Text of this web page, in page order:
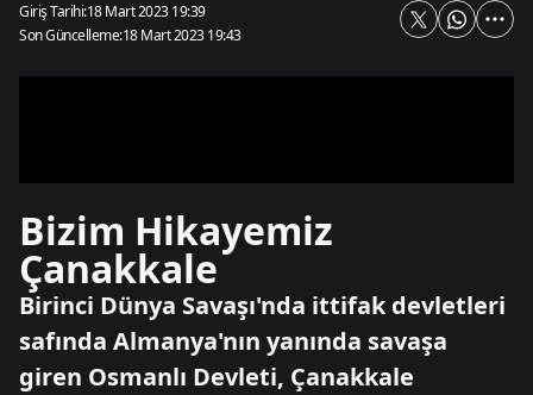
Giriş Tarihi:18 Mart 2023 19:39
Son Güncelleme:18 Mart 2023 19:43
Bizim Hikayemiz
Çanakkale
Birinci Dünya Savaşı'nda ittifak devletleri
safında Almanya'nın yanında savaşa
giren Osmanlı Devleti, Çanakkale